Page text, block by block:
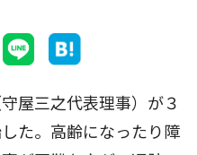
屋三之代表理事）が３
た。高齢になったり障